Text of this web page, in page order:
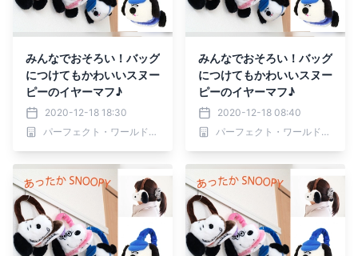
みんなでおそろい！バッグ
につけてもかわいいスヌー
ピーのイヤーマフ♪
2020-12-18 18:30
パーフェクト・ワールド株式会社
みんなでおそろい！バッグ
につけてもかわいいスヌー
ピーのイヤーマフ♪
2020-12-18 08:40
パーフェクト・ワールド株式会社